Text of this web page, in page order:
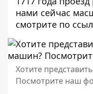
нами сейчас
смотрите по
Хотите
Посмотрите наш